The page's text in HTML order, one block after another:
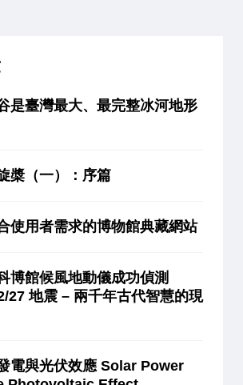
是臺灣最大、最完整冰河地形
槳（一）：序篇
使用者需求的博物館典藏網站
博館候風地動儀成功偵測
27 地震 – 兩千年古代智慧的現
電與光伏效應 Solar Power